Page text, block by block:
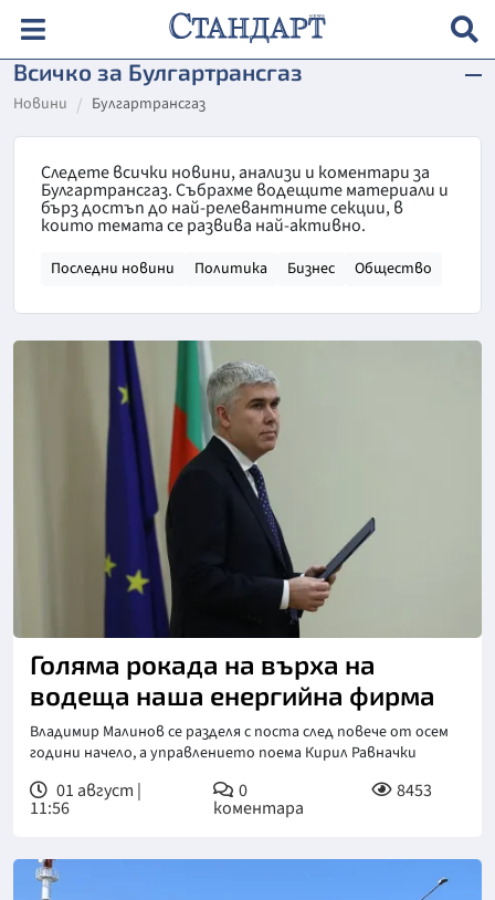
Всичко за Булгартрансгаз
Новини Булгартрансгаз
Следете всички новини, анализи и коментари за
Булгартрансгаз. Събрахме водещите материали и
бърз достъп до най-релевантните секции, в
които темата се развива най-активно.
Последни новини Политика Бизнес Общество
Голяма рокада на върха на
водеща наша енергийна фирма
Владимир Малинов се разделя с поста след повече от осем
години начело, а управлението поема Кирил Равначки
01 август |
11:56
0
коментара
8453